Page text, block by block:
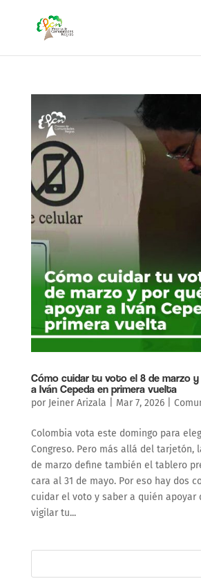
Cómo cuidar tu voto el 8 de marzo
a Iván Cepeda en primera vuelta
por Jeiner Arizala Mar 7, 2026|
Colombia vota este domingo para
Congreso. Pero más allá del tarjetón,
de marzo define también el tablero
cara al 31 de mayo. Por eso hay dos
cuidar el voto y saber a quién apoyar
vigilar tu...